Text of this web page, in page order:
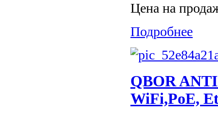
Цена на
Подробнее
QBOR
WiFi,PoE,